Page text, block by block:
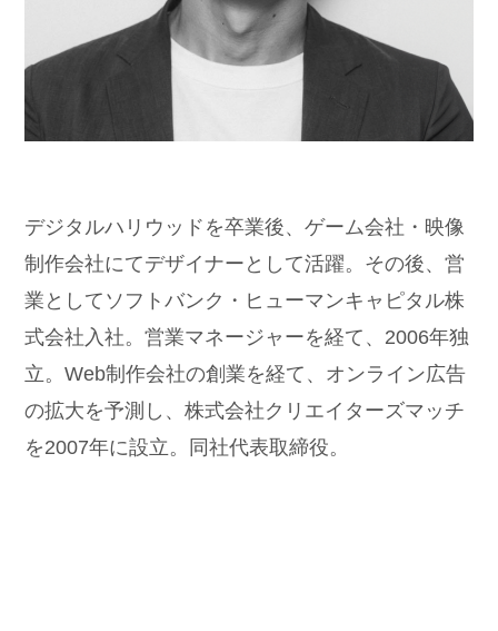
デジタルハリウッドを卒業後、ゲーム会社・映像
制作会社にてデザイナーとして活躍。その後、営
業としてソフトバンク・ヒューマンキャピタル株
式会社入社。営業マネージャーを経て、2006年独
立。Web制作会社の創業を経て、オンライン広告
の拡大を予測し、株式会社クリエイターズマッチ
を2007年に設立。同社代表取締役。